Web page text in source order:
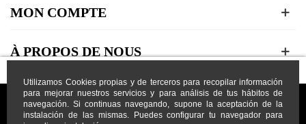
Utilizamos Cookies propias y de terceros para recopilar información
para mejorar nuestros servicios y para análisis de tus hábitos de
navegación. Si continuas navegando, supone la aceptación de la
instalación de las mismas. Puedes configurar tu navegador para
MON COMPTE
À PROPOS DE NOUS